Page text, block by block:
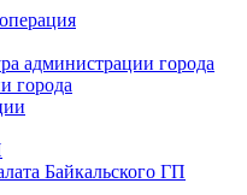
администрации города
города
Байкальского ГП